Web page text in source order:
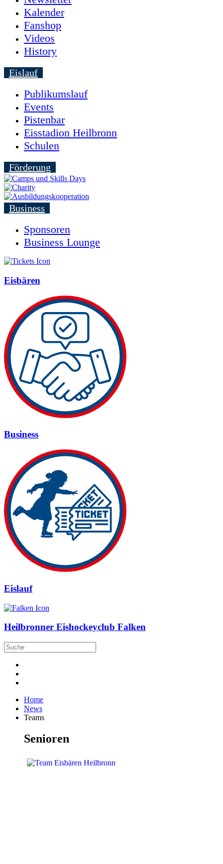
Kalender
Fanshop
Videos
History
Eislauf
Publikumslauf
Events
Pistenbar
Eisstadion Heilbronn
Schulen
Förderung
Business
Sponsoren
Business Lounge
Eisbären
Business
Eislauf
Heilbronner Eishockeyclub Falken
Home
News
Teams
Senioren